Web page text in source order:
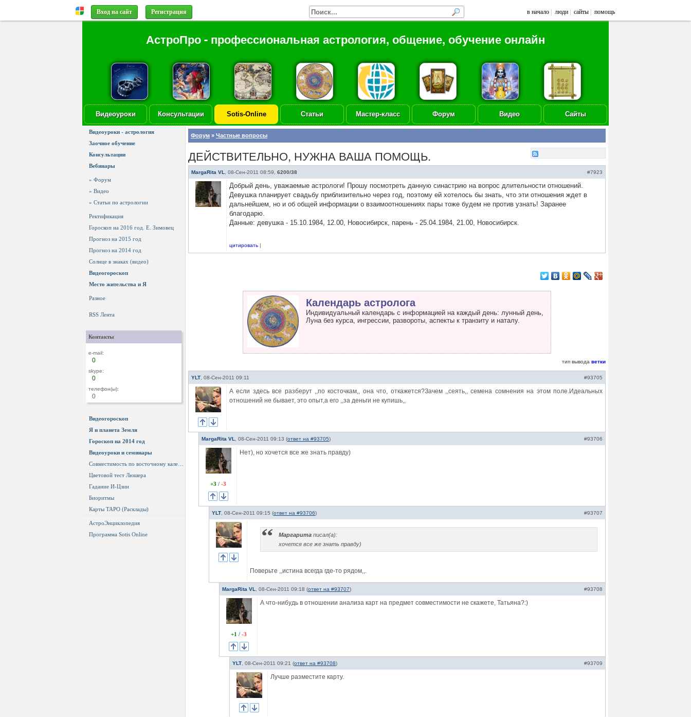
Вход на сайт Регистрация в начало люди сайты помощь
АстроПро - профессиональная астрология, общение, обучение онлайн
Видеоуроки Консультации Sotis-Online Статьи Мастер-класс Форум Видео Сайты
Видеоуроки - астрология
Заочное обучение
Консультации
Вебинары
» Форум
» Видео
» Статьи по астрологии
Ректификация
Гороскоп на 2016 год. Е. Зимовец
Прогноз на 2015 год
Прогноз на 2014 год
Солнце в знаках (видео)
Видеогороскоп
Место жительства и Я
Разное
RSS Лента
Контакты
e-mail:
0
skype:
0
телефон(ы):
0
Видеогороскоп
Я и планета Земля
Гороскоп на 2014 год
Видеоуроки и семинары
Цветовой тест Люшера
Гадание И-Цзин
Биоритмы
Карты ТАРО (Расклады)
АстроЭнциклопедия
Программа Sotis Online
Форум » Частные вопросы
ДЕЙСТВИТЕЛЬНО, НУЖНА ВАША ПОМОЩЬ.
#7923
MargaRita VL 08-Сен-2011 08:59 6200/38
Добрый день, уважаемые астрологи! Прошу посмотреть данную синастрию на вопрос длительности отношений.
Девушка планирует свадьбу приблизительно через год, поэтому ей хотелось бы знать, что эти отношения ждет в
дальнейшем, но и об общей информации о взаимоотношениях пары тоже будем не против узнать! Заранее
благодарю.
Данные: девушка - 15.10.1984, 12.00, Новосибирск, парень - 25.04.1984, 21.00, Новосибирск.
цитировать |
Календарь астролога
Индивидуальный календарь с информацией на каждый день: лунный день,
Луна без курса, ингрессии, развороты, аспекты к транзиту и наталу.
тип вывода ветки
#93705
YLT 08-Сен-2011 09:11
А если здесь все разберут ,,по косточкам,, она что, откажется?Зачем ,,сеять,, семена сомнения на этом поле.Идеальных
отношений не бывает, это опыт,а его ,,за деньги не купишь,,
#93706
MargaRita VL 08-Сен-2011 09:13 (ответ на #93705)
+3 / -3
Нет), но хочется все же знать правду)
#93707
YLT 08-Сен-2011 09:15 (ответ на #93706)
Маргарита писал(а):
хочется все же знать правду)
Поверьте ,,истина всегда где-то рядом,,.
#93708
MargaRita VL 08-Сен-2011 09:18 (ответ на #93707)
+1 / -3
А что-нибудь в отношении анализа карт на предмет совместимости не скажете, Татьяна?:)
#93709
YLT 08-Сен-2011 09:21 (ответ на #93708)
Лучше разместите карту.